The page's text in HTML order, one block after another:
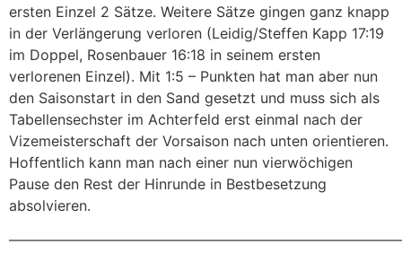
ersten Einzel 2 Sätze. Weitere Sätze gingen ganz knapp
in der Verlängerung verloren (Leidig/Steffen Kapp 17:19
im Doppel, Rosenbauer 16:18 in seinem ersten
verlorenen Einzel). Mit 1:5 – Punkten hat man aber nun
den Saisonstart in den Sand gesetzt und muss sich als
Tabellensechster im Achterfeld erst einmal nach der
Vizemeisterschaft der Vorsaison nach unten orientieren.
Hoffentlich kann man nach einer nun vierwöchigen
Pause den Rest der Hinrunde in Bestbesetzung
absolvieren.